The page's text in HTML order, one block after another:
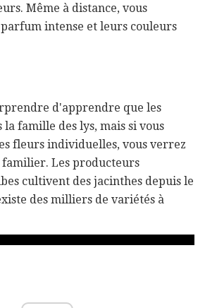
Même à distance, vous
intense et leurs couleurs
d'apprendre que les
la famille des lys, mais si vous
fleurs individuelles, vous verrez
Les producteurs
cultivent des jacinthes depuis le
des milliers de variétés à